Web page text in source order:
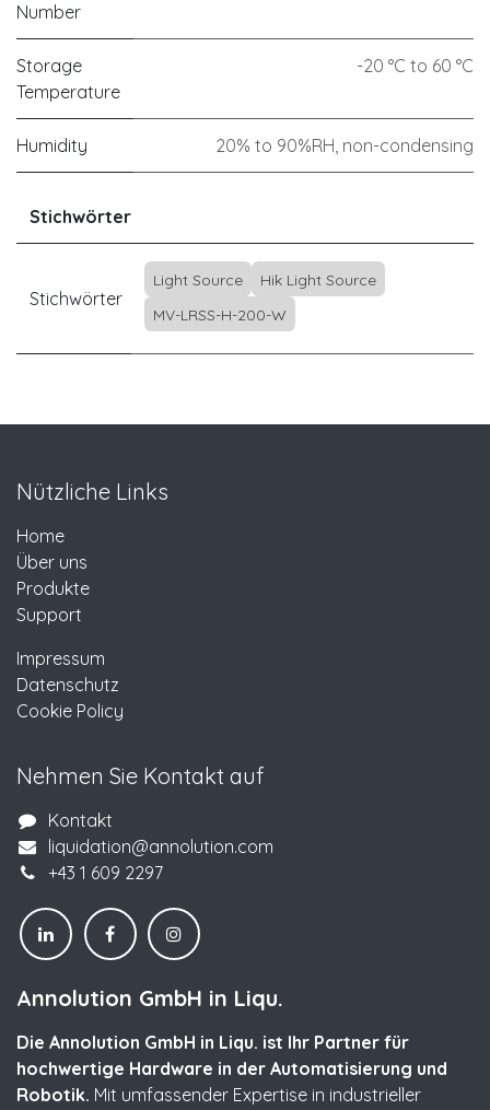
Number
Storage
Temperature
-20 °C to 60 °C
Humidity 20% to 90%RH, non-condensing
Stichwörter
Stichwörter
Light Source
Hik Light Source
MV-LRSS-H-200-W
Nützliche Links
Home
Über uns
Produkte
Support
Impressum
Datenschutz
Cookie Policy
Nehmen Sie Kontakt auf
Kontakt
liquidation@annolution.com
+43 1 609 2297
Annolution GmbH in Liqu.
Die Annolution GmbH in Liqu. ist Ihr Partner für
hochwertige Hardware in der Automatisierung und
Robotik. Mit umfassender Expertise in industrieller